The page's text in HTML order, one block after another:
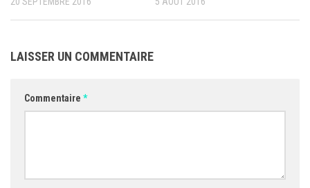
LAISSER UN COMMENTAIRE
Commentaire *